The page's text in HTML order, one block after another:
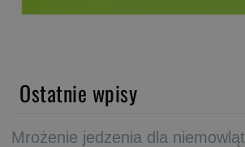
Ostatnie wpisy
Mrożenie jedzenia dla niemowląt